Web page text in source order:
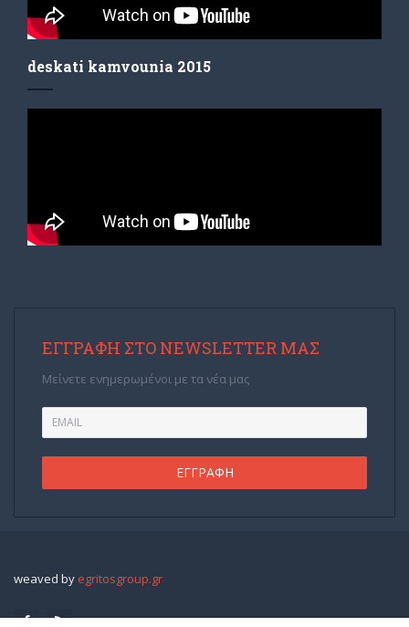
deskati kamvounia 2015
ΕΓΓΡΑΦΉ ΣΤΟ NEWSLETTER ΜΑΣ
Μείνετε ενημερωμένοι με τα νέα μας
weaved by egritosgroup.gr